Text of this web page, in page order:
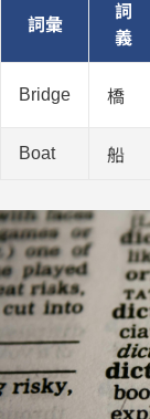
詞彙
詞
義
Bridge 橋
Boat 船